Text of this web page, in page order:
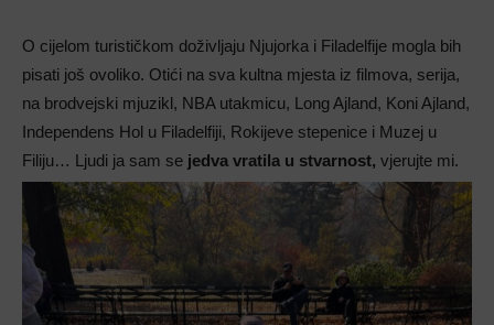
O cijelom turističkom doživljaju Njujorka i Filadelfije mogla bih
pisati još ovoliko. Otići na sva kultna mjesta iz filmova, serija,
na brodvejski mjuzikl, NBA utakmicu, Long Ajland, Koni Ajland,
Independens Hol u Filadelfiji, Rokijeve stepenice i Muzej u
Filiju… Ljudi ja sam se jedva vratila u stvarnost, vjerujte mi.